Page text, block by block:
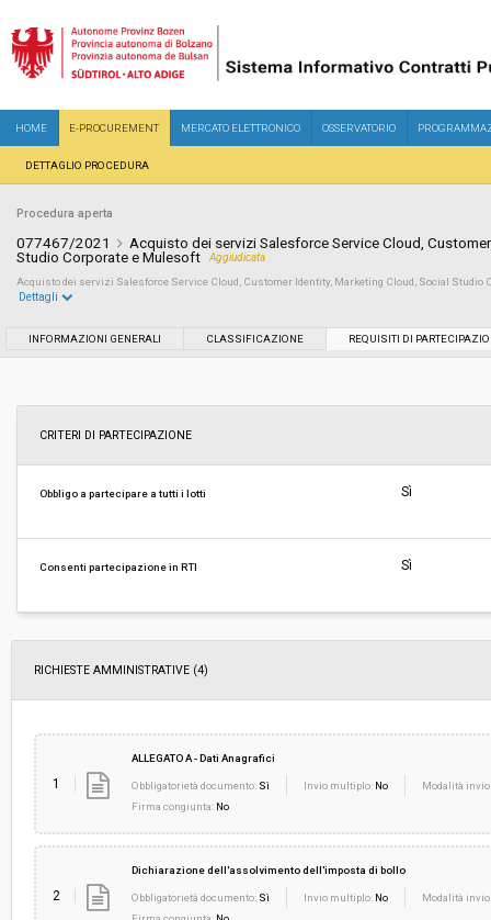
HOME E-PROCUREMENT MERCATO ELETTRONICO OSSERVATORIO
DETTAGLIO PROCEDURA
Procedura aperta
077467/2021
Acquisto dei servizi Salesforce Service Cloud,
Studio Corporate e Mulesoft
Aggiudicata
Acquisto dei servizi Salesforce Service Cloud, Customer Identity, Marketing Cloud, Social Studio
Servizi sociali:
Scelta del contraente:
Dettagli
INFORMAZIONI GENERALI CLASSIFICAZIONE REQUISITI DI
CRITERI DI PARTECIPAZIONE
Obbligo a partecipare a tutti i lotti Sì
Consenti partecipazione in RTI Sì
RICHIESTE AMMINISTRATIVE (4)
1
ALLEGATO A - Dati Anagrafici
Obbligatorietà documento: Sì Invio multiplo: No
Modalità
Firma congiunta: No
2
Dichiarazione dell'assolvimento dell'imposta di bollo
Obbligatorietà documento: Sì Invio multiplo: No
Modalità